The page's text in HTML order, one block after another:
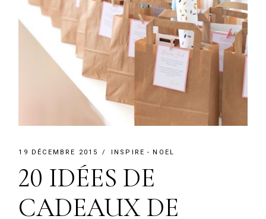
19 DÉCEMBRE 2015 INSPIRE NOEL
20 IDÉES DE
CADEAUX DE